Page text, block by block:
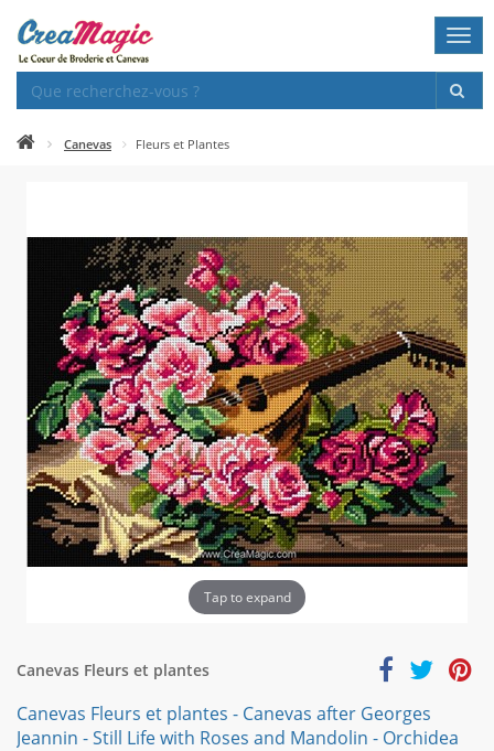
Canevas Fleurs et Plantes
Tap to expand
Canevas Fleurs et plantes
Canevas Fleurs et plantes - Canevas after Georges
Jeannin - Still Life with Roses and Mandolin - Orchidea